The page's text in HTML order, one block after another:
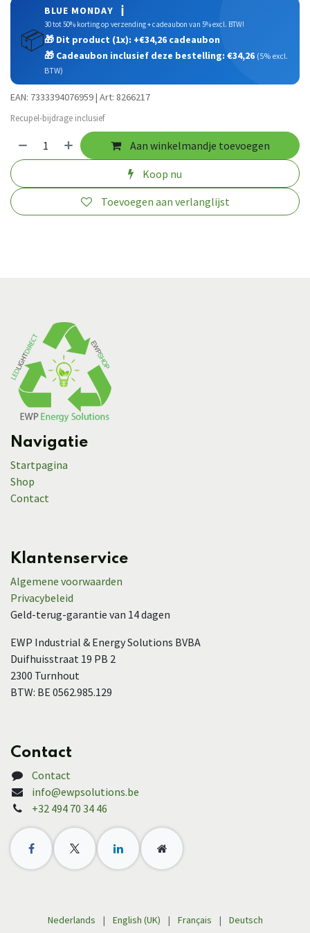
📦
BLUE MONDAY ℹ️
30 tot 50% korting op verzending + cadeaubon van 5% excl. BTW!
🎁 Dit product (1x): +€34,26 cadeaubon
🎁 Cadeaubon inclusief deze bestelling: €34,26 (5% excl.
BTW)
EAN: 7333394076959 | Art: 8266217
Recupel-bijdrage inclusief
Aan winkelmandje toevoegen
Koop nu
Toevoegen aan verlanglijst
Navigatie
Startpagina
Shop
Contact
Klantenservice
Algemene voorwaarden
Privacybeleid
Geld-terug-garantie van 14 dagen
EWP Industrial & Energy Solutions BVBA
Duifhuisstraat 19 PB 2
2300 Turnhout
BTW: BE 0562.985.129
Contact
Contact
info@ewpsolutions.be
+32 494 70 34 46
Nederlands | English (UK) | Français | Deutsch